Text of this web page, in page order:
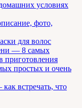
условиях
фото,
для волос
— 8 самых
приготовления
простых и очень
встречать, что